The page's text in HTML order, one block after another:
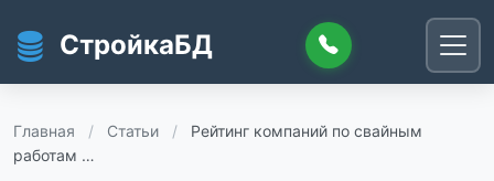
СтройкаБД
Главная / Статьи /
Рейтинг компаний по свайным
работам …